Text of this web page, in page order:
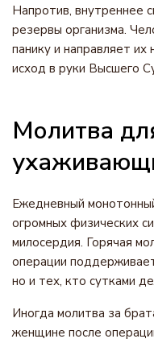
Напротив, внутреннее
резервы организма.
панику и направляет
исход в руки Высшего
Молитва
Ежедневный
огромных физических
милосердия. Горячая
операции
но и тех, кто сутками
Иногда молитва за
женщине после